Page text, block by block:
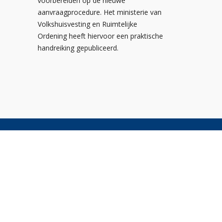
aanvraagprocedure. Het ministerie van
Volkshuisvesting en Ruimtelijke
Ordening heeft hiervoor een praktische
handreiking gepubliceerd.